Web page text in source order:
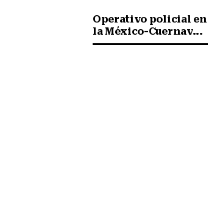
Operativo policial en
la México-Cuernav...